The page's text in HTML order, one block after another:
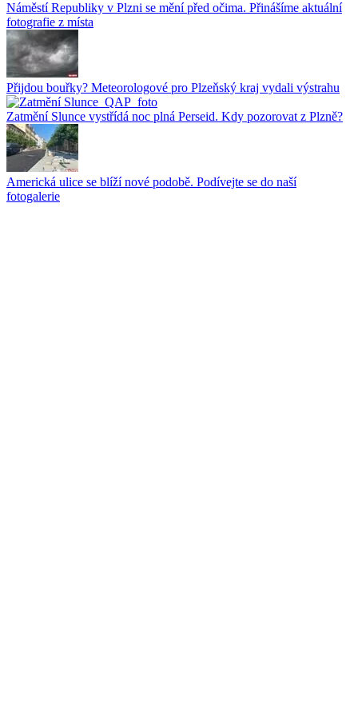
Náměstí Republiky v Plzni se mění před očima. Přinášíme aktuální
fotografie z místa
Přijdou bouřky? Meteorologové pro Plzeňský kraj vydali výstrahu
Zatmění Slunce vystřídá noc plná Perseid. Kdy pozorovat z Plzně?
Americká ulice se blíží nové podobě. Podívejte se do naší
fotogalerie